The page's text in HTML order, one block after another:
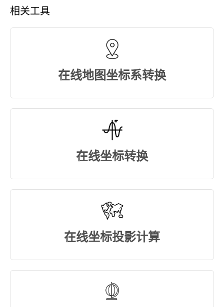
相关工具
在线地图坐标系转换
在线坐标转换
在线坐标投影计算